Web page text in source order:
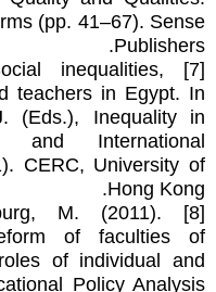
(pp. 41–67). Sense
Publishers.
inequalities,
teachers in Egypt. In
(Eds.), Inequality in
and International
CERC, University of
Hong Kong.
M. (2011).
of faculties of
of individual and
Policy Analysis